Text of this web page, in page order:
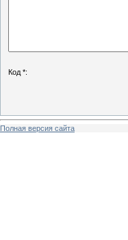
Код *:
Полная версия сайта